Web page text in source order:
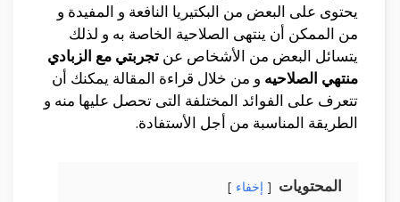
يحتوى على البعض من البكتيريا النافعة و المفيدة و
من الممكن أن ينتهى الصلاحية الخاصة به و لذلك
يتسائل البعض من الأشخاص عن تجربتي مع الزبادي
منتهي الصلاحيه و من خلال قراءة المقالة يمكنك أن
تتعرف على الفوائد المختلفة التى تحصل عليها منه و
الطريقة المناسبة من أجل الأستفادة.
المحتويات إخفاء